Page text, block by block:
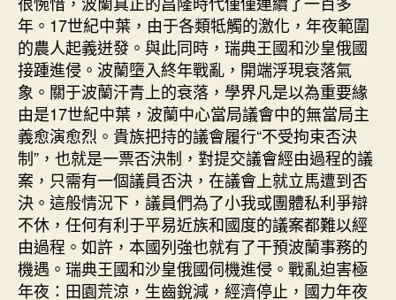
年。17世紀中葉，由于各類牴觸的激化，年夜範圍
的農人起義迸發。與此同時，瑞典王國和沙皇俄國
接踵進侵。波蘭墮入終年戰亂，開端浮現衰落氣
象。關于波蘭汗青上的衰落，學界凡是以為重要緣
由是17世紀中葉，波蘭中心當局議會中的無當局主
義愈演愈烈。貴族把持的議會履行“不受拘束否決
制”，也就是一票否決制，對提交議會經由過程的議
案，只需有一個議員否決，在議會上就立馬遭到否
決。這般情況下，議員們為了小我或團體私利爭辯
不休，任何有利于平易近族和國度的議案都難以經
由過程。如許，本國列強也就有了干預波蘭事務的
機遇。瑞典王國和沙皇俄國伺機進侵。戰亂迫害極
年夜：田園荒涼，生齒銳減，經濟停止，國力年夜